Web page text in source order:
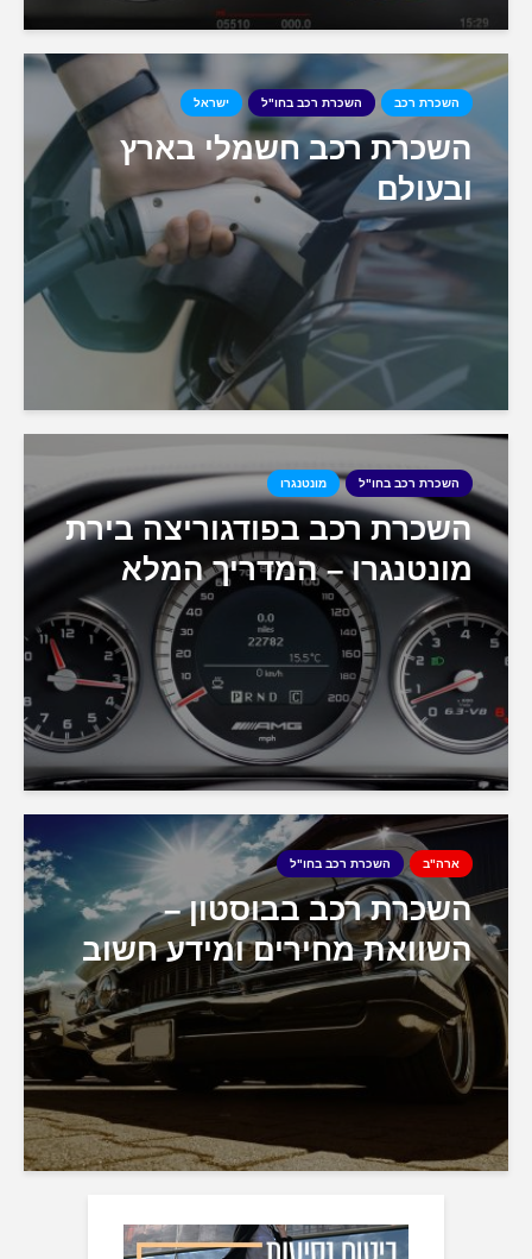
השכרת רכב השכרת רכב בחו"ל ישראל
השכרת רכב חשמלי בארץ
ובעולם
השכרת רכב בחו"ל מונטנגרו
השכרת רכב בפודגוריצה בירת
מונטנגרו – המדריך המלא
ארה"ב השכרת רכב בחו"ל
השכרת רכב בבוסטון –
השוואת מחירים ומידע חשוב